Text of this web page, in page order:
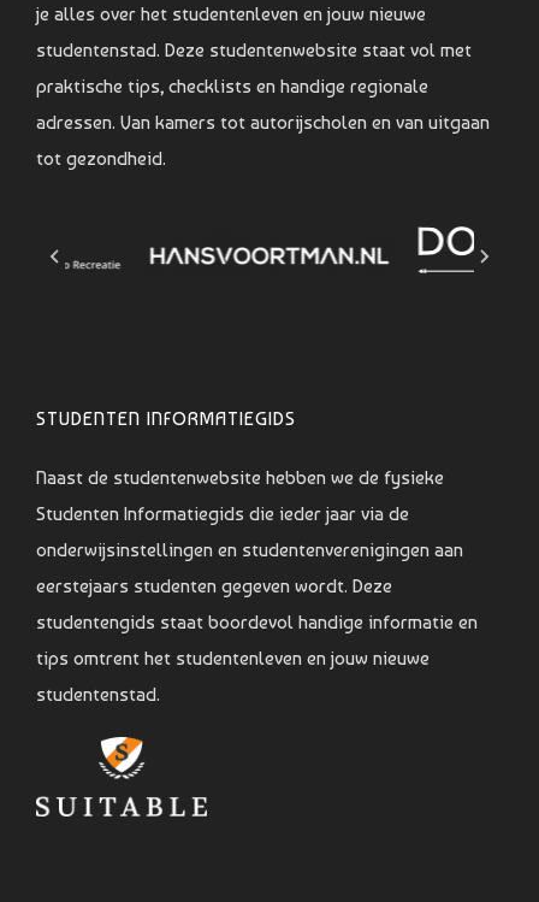
je alles over het studentenleven en jouw nieuwe
studentenstad. Deze studentenwebsite staat vol met
praktische tips, checklists en handige regionale
adressen. Van kamers tot autorijscholen en van uitgaan
tot gezondheid.
STUDENTEN INFORMATIEGIDS
Naast de studentenwebsite hebben we de fysieke
Studenten Informatiegids die ieder jaar via de
onderwijsinstellingen en studentenverenigingen aan
eerstejaars studenten gegeven wordt. Deze
studentengids staat boordevol handige informatie en
tips omtrent het studentenleven en jouw nieuwe
studentenstad.